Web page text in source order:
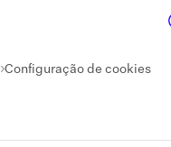
Configuração de cookies